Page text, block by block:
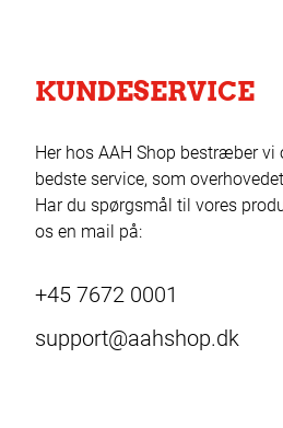
KUNDESERVICE
Her hos AAH Shop bestræber vi
bedste service, som
Har du spørgsmål til vores
os en mail på:
+45 7672 0001
support@aahshop.dk